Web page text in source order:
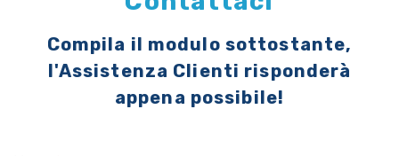
Compila il modulo sottostante,
l'Assistenza Clienti risponderà
appena possibile!